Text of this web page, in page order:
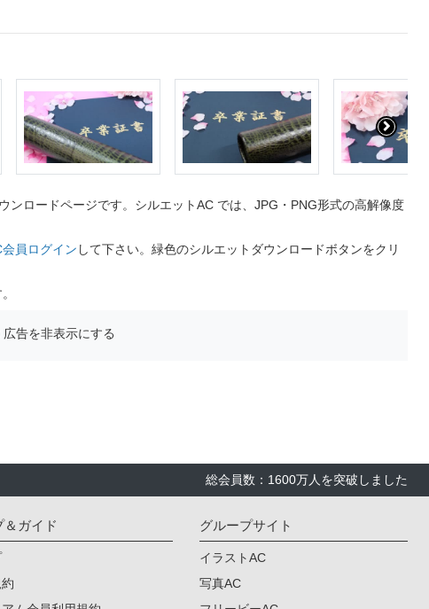
ロードページです。シルエットAC では、JPG・PNG形式の高解像度
員ログイン して下さい。緑色のシルエットダウンロードボタンをクリ
広告を非表示にする
総会員数：1600万人を突破しました
＆ガイド グループサイト
イラストAC
写真AC